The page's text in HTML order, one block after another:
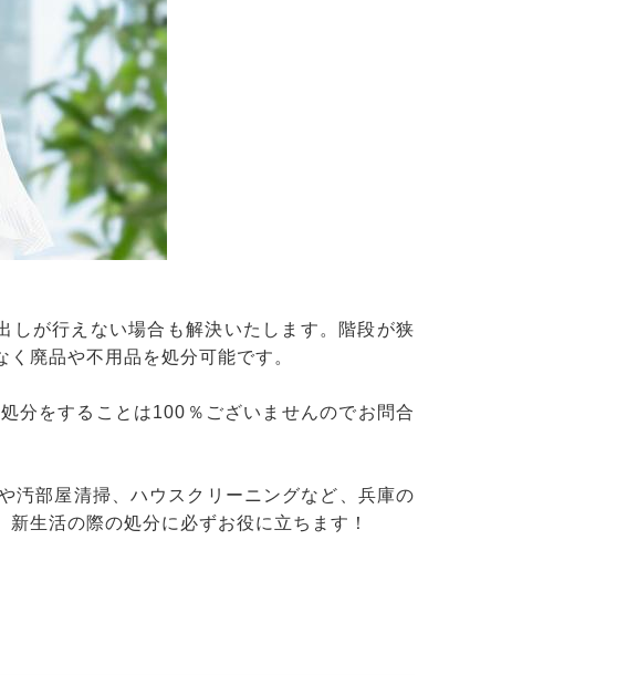
しが行えない場合も解決いたします。階段が狭
廃品や不用品を処分可能です。
分をすることは100％ございませんのでお問合
汚部屋清掃、ハウスクリーニングなど、兵庫の
生活の際の処分に必ずお役に立ちます！